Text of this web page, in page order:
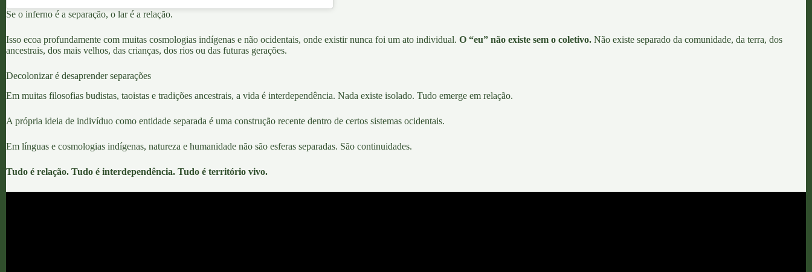
Se o inferno é a separação, o lar é a relação.
Isso ecoa profundamente com muitas cosmologias indígenas e não ocidentais, onde existir nunca foi um ato individual. O “eu” não existe sem o coletivo. Não existe separado da comunidade, da terra, dos
ancestrais, dos mais velhos, das crianças, dos rios ou das futuras gerações.
Decolonizar é desaprender separações
Em muitas filosofias budistas, taoistas e tradições ancestrais, a vida é interdependência. Nada existe isolado. Tudo emerge em relação.
A própria ideia de indivíduo como entidade separada é uma construção recente dentro de certos sistemas ocidentais.
Em línguas e cosmologias indígenas, natureza e humanidade não são esferas separadas. São continuidades.
Tudo é relação. Tudo é interdependência. Tudo é território vivo.